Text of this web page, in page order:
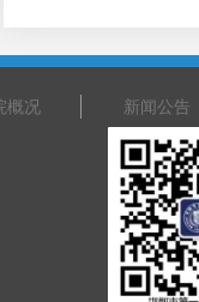
概况 新闻公告